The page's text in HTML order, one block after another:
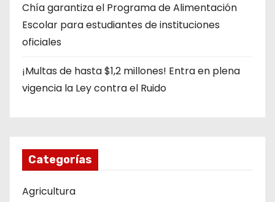
Chía garantiza el Programa de Alimentación
Escolar para estudiantes de instituciones
oficiales
¡Multas de hasta $1,2 millones! Entra en plena
vigencia la Ley contra el Ruido
Categorías
Agricultura